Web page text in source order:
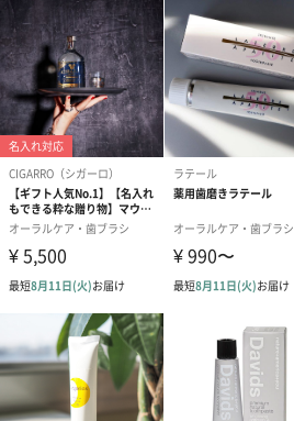
※パッケージリニューアルに伴い、旧
在する場合がございます。あらかじめ
●ミント
スッキリとしたミントの香りつきです。
●レモン
心地よいレモンの香りつきです。